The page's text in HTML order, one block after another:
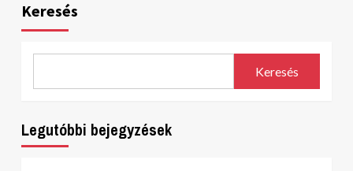
Keresés
Keresés
Legutóbbi bejegyzések